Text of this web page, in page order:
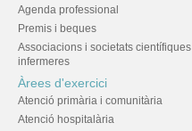
Agenda professional
Premis i beques
Associacions i societats científiques
infermeres
Àrees d'exercici
Atenció primària i comunitària
Atenció hospitalària